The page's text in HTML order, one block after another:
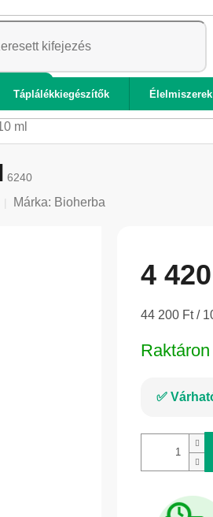
Táplálékkiegészítők
ml
6240
Márka: Bioherba
4
Egységár:
44 200 Ft /
Raktáron